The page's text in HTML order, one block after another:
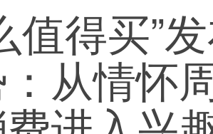
值得买”
从情怀